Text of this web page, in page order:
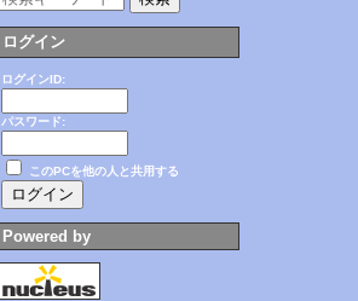
ログイン
ログインID:
パスワード:
このPCを他の人と共用する
Powered by